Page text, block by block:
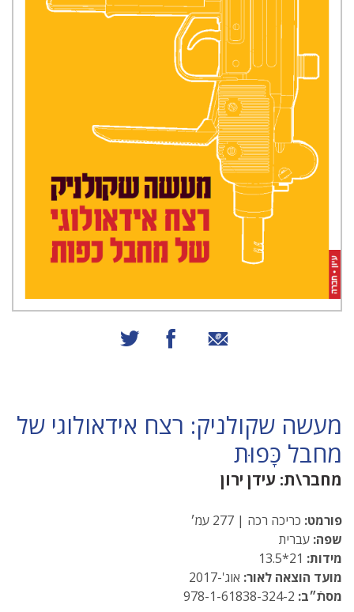
שיתוף באמצעות אימייל
שיתוף בפייסבוק
מעשה שקולניק: רצח אידאולוגי של
מחבל כָּפוּת
מחבר\ת: עידן ירון
פורמט: כריכה רכה | 277 עמ׳
שפה: עברית
מידות:
מועד הוצאה לאור: אוג'-2017
מסתֿ״ב: